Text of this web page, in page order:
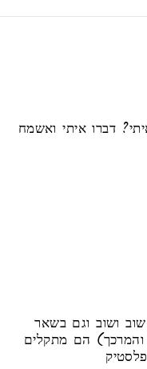
דברו איתי ואשמח
ושוב וגם בשאר
הם מתקלים